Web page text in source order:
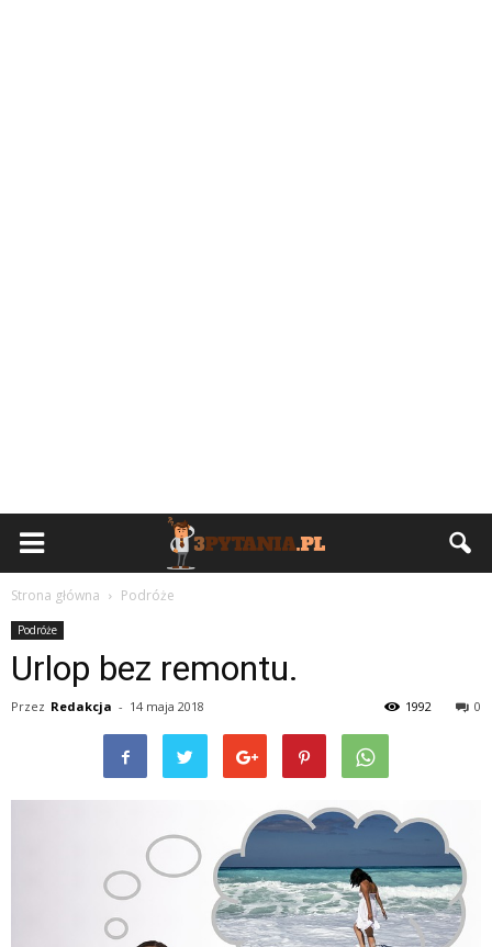
Strona główna Podróże
Podróże
Urlop bez remontu.
Przez Redakcja - 14 maja 2018 0
1992